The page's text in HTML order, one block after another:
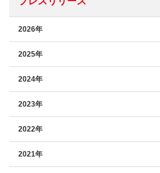
2026年
2025年
2024年
2023年
2022年
2021年